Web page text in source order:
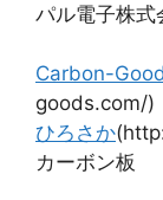
パル電子株式
Carbon-
goods.com/)
ひろさか
カーボン板